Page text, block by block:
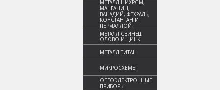
МЕТАЛЛ НИХРОМ,
МАНГАНИН,
ВАНАДИЙ, ФЕХРАЛЬ,
КОНСТАНТАН И
ПЕРМАЛЛОЙ
МЕТАЛЛ СВИНЕЦ,
ОЛОВО И ЦИНК
МЕТАЛЛ ТИТАН
МИКРОСХЕМЫ
ОПТОЭЛЕКТРОННЫЕ
ПРИБОРЫ